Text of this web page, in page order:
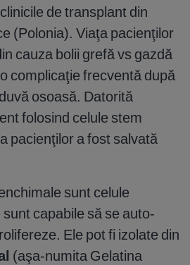
de transplant din
(Polonia). Viaţa pacienţilor
cauza bolii grefă vs gazdă
complicaţie frecventă după
osoasă. Datorită
folosind celule stem
pacienţilor a fost salvată
sunt celule
capabile să se auto-
Ele pot fi izolate din
(aşa-numita Gelatina